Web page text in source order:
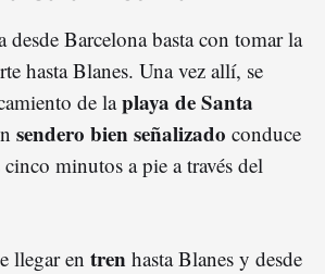
desde Barcelona basta con tomar la
hasta Blanes. Una vez allí, se
de laplaya de Santa
sendero bien señalizado conduce
cinco minutos a pie a través del
llegar en tren hasta Blanes y desde